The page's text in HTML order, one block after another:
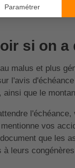
si on a
malus et plus
l'avis
que le
vos
que les
à leurs